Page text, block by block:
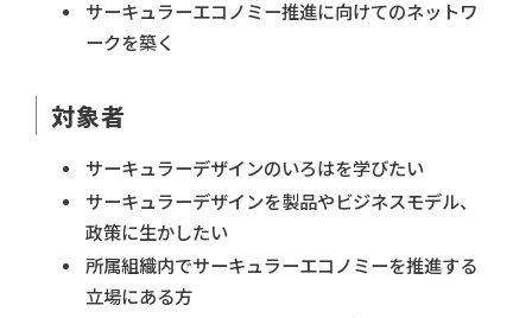
サーキュラーエコノミー推進に向けてのネットワ
ークを築く
対象者
サーキュラーデザインのいろはを学びたい
サーキュラーデザインを製品やビジネスモデル、
政策に生かしたい
所属組織内でサーキュラーエコノミーを推進する
立場にある方